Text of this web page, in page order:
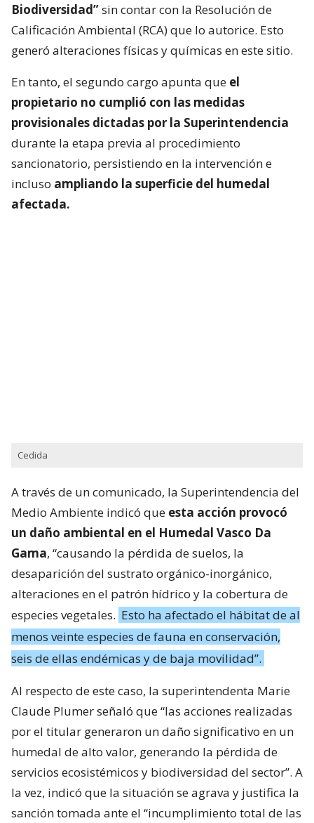
Biodiversidad”sin contar con la Resolución de
Calificación Ambiental (RCA) que lo autorice. Esto
generó alteraciones físicas y químicas en este sitio.
En tanto, el segundo cargo apunta que el
propietario no cumplió con las medidas
provisionales dictadas por la Superintendencia
durante la etapa previa al procedimiento
sancionatorio, persistiendo en la intervención e
incluso ampliando la superficie del humedal
afectada.
Cedida
A través de un comunicado, la Superintendencia del
Medio Ambiente indicó que esta acción provocó
un daño ambiental en el Humedal Vasco Da
Gama, “causando la pérdida de suelos, la
desaparición del sustrato orgánico-inorgánico,
alteraciones en el patrón hídrico y la cobertura de
especies vegetales. Esto ha afectado el hábitat de al
menos veinte especies de fauna en conservación,
seis de ellas endémicas y de baja movilidad”.
Al respecto de este caso, la superintendenta Marie
Claude Plumer señaló que “las acciones realizadas
por el titular generaron un daño significativo en un
humedal de alto valor, generando la pérdida de
servicios ecosistémicos y biodiversidad del sector”. A
la vez, indicó que la situación se agrava y justifica la
sanción tomada ante el “incumplimiento total de las